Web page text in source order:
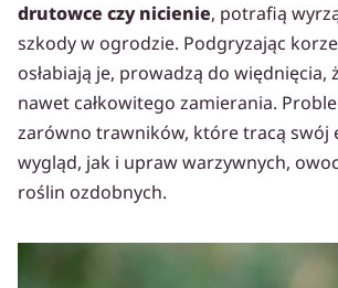
drutowce czy nicienie, potrafią
szkody w ogrodzie. Podgryzając
osłabiają je, prowadzą do więdnięcia,
nawet całkowitego zamierania.
zarówno trawników, które tracą swój
wygląd, jak i upraw warzywnych,
roślin ozdobnych.